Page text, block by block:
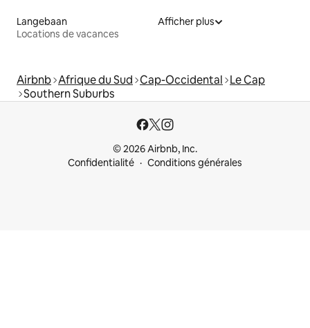
Langebaan
Locations de vacances
Afficher plus
Airbnb Afrique du Sud Cap-Occidental Le Cap
Southern Suburbs
© 2026 Airbnb, Inc.
Confidentialité
Conditions générales